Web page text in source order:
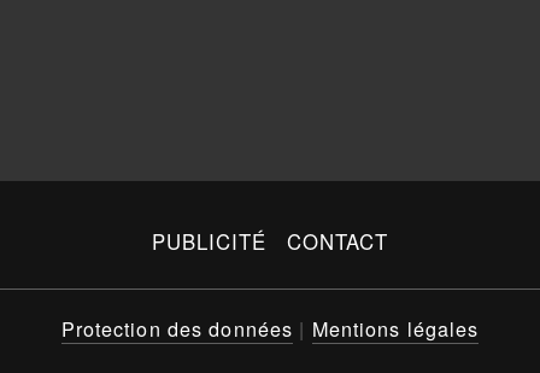
PUBLICITÉ CONTACT
Protection des données | Mentions légales